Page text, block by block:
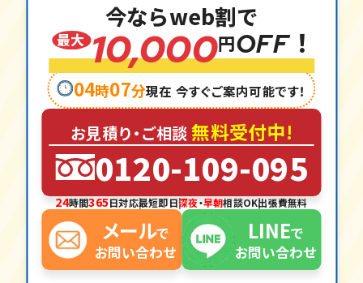
今ならweb割で
最大 10,000円OFF！
04時07分現在 今すぐご案内可能です！
お見積り・ご相談無料受付中!
0120-109-095
メールで
お問い合わせ
LINEで
お問い合わせ
24時間365日対応最短即日深夜・早朝相談OK出張費無料